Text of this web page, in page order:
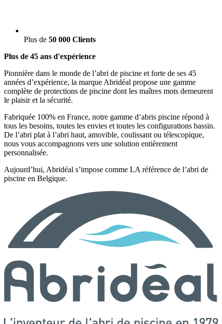
Plus de 50 000 Clients
Plus de 45 ans d'expérience
Pionnière dans le monde de l’abri de piscine et forte de ses 45
années d’expérience, la marque Abridéal propose une gamme
complète de protections de piscine dont les maîtres mots demeurent
le plaisir et la sécurité.
Fabriquée 100% en France, notre gamme d’abris piscine répond à
tous les besoins, toutes les envies et toutes les configurations bassin.
De l’abri plat à l’abri haut, amovible, coulissant ou télescopique,
nous vous accompagnons vers une solution entièrement
personnalisée.
Aujourd’hui, Abridéal s’impose comme LA référence de l’abri de
piscine en Belgique.